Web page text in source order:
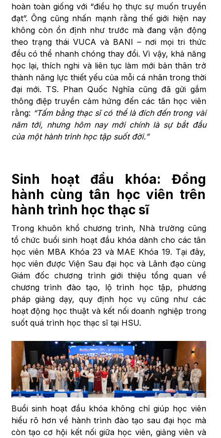
hoàn toàn giống với “điều họ thực sự muốn truyền
đạt”. Ông cũng nhấn mạnh rằng thế giới hiện nay
không còn ổn định như trước mà đang vận động
theo trạng thái VUCA và BANI – nơi mọi tri thức
đều có thể nhanh chóng thay đổi. Vì vậy, khả năng
học lại, thích nghi và liên tục làm mới bản thân trở
thành năng lực thiết yếu của mỗi cá nhân trong thời
đại mới. TS. Phan Quốc Nghĩa cũng đã gửi gắm
thông điệp truyền cảm hứng đến các tân học viên
rằng: “Tấm bằng thạc sĩ có thể là đích đến trong vài
năm tới, nhưng hôm nay mới chính là sự bắt đầu
của một hành trình học tập suốt đời.”
Sinh hoạt đầu khóa: Đồng
hành cùng tân học viên trên
hành trình học thạc sĩ
Trong khuôn khổ chương trình, Nhà trường cũng
tổ chức buổi sinh hoạt đầu khóa dành cho các tân
học viên MBA Khóa 23 và MAE Khóa 19. Tại đây,
học viên được Viện Sau đại học và Lãnh đạo cùng
Giám đốc chương trình giới thiệu tổng quan về
chương trình đào tạo, lộ trình học tập, phương
pháp giảng dạy, quy định học vụ cũng như các
hoạt động học thuật và kết nối doanh nghiệp trong
suốt quá trình học thạc sĩ tại HSU.
Buổi sinh hoạt đầu khóa không chỉ giúp học viên
hiểu rõ hơn về hành trình đào tạo sau đại học mà
còn tạo cơ hội kết nối giữa học viên, giảng viên và